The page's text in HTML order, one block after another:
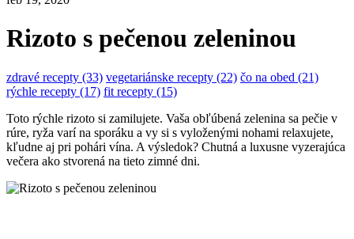
Rizoto s pečenou zeleninou
zdravé recepty (33) vegetariánske recepty (22) čo na obed (21)
rýchle recepty (17) fit recepty (15)
Toto rýchle rizoto si zamilujete. Vaša obľúbená zelenina sa pečie v
rúre, ryža varí na sporáku a vy si s vyloženými nohami relaxujete,
kľudne aj pri pohári vína. A výsledok? Chutná a luxusne vyzerajúca
večera ako stvorená na tieto zimné dni.